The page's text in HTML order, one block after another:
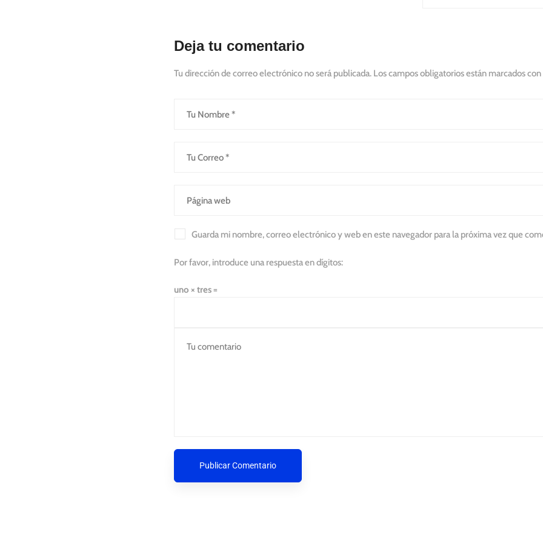
Deja tu comentario
Tu dirección de correo electrónico no será publicada. Los campos obligatorios están marcados con
Guarda mi nombre, correo electrónico y web en este navegador para la próxima vez que
Por favor, introduce una respuesta en dígitos:
uno × tres =